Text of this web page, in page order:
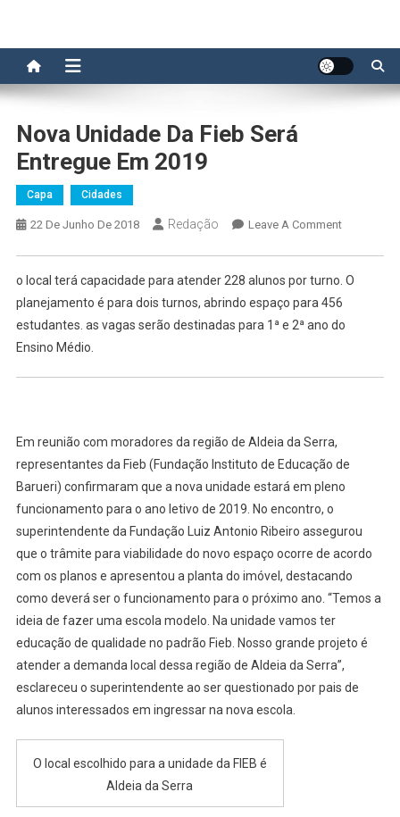
Nova Unidade Da Fieb Será
Entregue Em 2019
Capa Cidades
22 De Junho De 2018 Redação Leave A CommentOn
Da
Fieb
Será
o local terá capacidade para atender 228 alunos por turno. O
planejamento é para dois turnos, abrindo espaço para 456
estudantes. as vagas serão destinadas para 1ª e 2ª ano do
Ensino Médio.
Em reunião com moradores da região de Aldeia da Serra,
representantes da Fieb (Fundação Instituto de Educação de
Barueri) confirmaram que a nova unidade estará em pleno
funcionamento para o ano letivo de 2019. No encontro, o
superintendente da Fundação Luiz Antonio Ribeiro assegurou
que o trâmite para viabilidade do novo espaço ocorre de acordo
com os planos e apresentou a planta do imóvel, destacando
como deverá ser o funcionamento para o próximo ano. “Temos a
ideia de fazer uma escola modelo. Na unidade vamos ter
educação de qualidade no padrão Fieb. Nosso grande projeto é
atender a demanda local dessa região de Aldeia da Serra”,
esclareceu o superintendente ao ser questionado por pais de
alunos interessados em ingressar na nova escola.
O local escolhido para a unidade da FIEB é
Aldeia da Serra